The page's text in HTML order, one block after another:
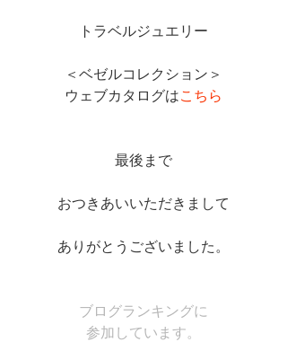
トラベルジュエリー
＜ベゼルコレクション＞
ウェブカタログはこちら
最後まで
おつきあいいただきまして
ありがとうございました。
ブログランキングに
参加しています。